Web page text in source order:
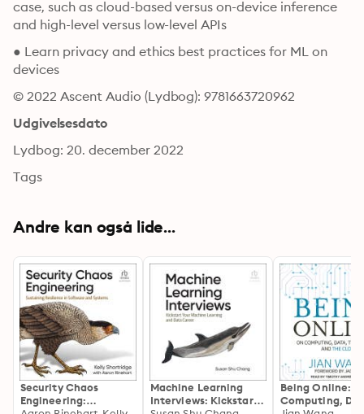
case, such as cloud-based versus on-device inference
and high-level versus low-level APIs
● Learn privacy and ethics best practices for ML on
devices
© 2022 Ascent Audio (Lydbog): 9781663720962
Udgivelsesdato
Lydbog: 20. december 2022
Tags
Andre kan også lide...
Security Chaos
Engineering:
Machine Learning
Interviews: Kickstart
Being Online:
Computing,